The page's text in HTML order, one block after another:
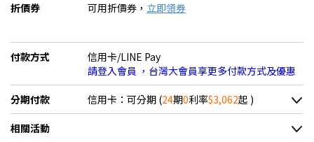
折價券 可用折價券， 立即領券
付款方式
信用卡/LINE Pay
請登入會員 ，台灣大會員享更多付款方式及優惠
分期付款 信用卡：可分期 (24期0利率$3,062起 )
＊實際可分期數、適用利率，請以購物車顯示為主
相關活動